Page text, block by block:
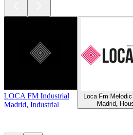
LOCA FM Industrial
Madrid, Industrial
Loca Fm
Madrid,